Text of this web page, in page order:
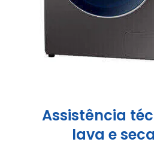
Assistência
lava e seca